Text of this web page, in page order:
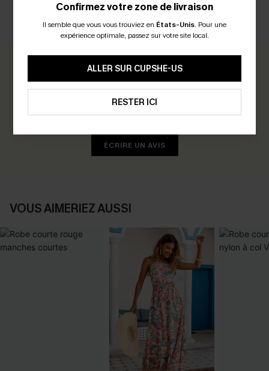
AVIS CLIENTS
0.0
Soyez le Premier à Donner Votre Avis
ÉCRIRE UN AVIS
VOUS AIMERIEZ AUSSI
Confirmez votre zone de livraison
Il semble que vous vous trouviez en États-Unis. Pour une
expérience optimale, passez sur votre site local.
ALLER SUR CUPSHE-US
RESTER ICI